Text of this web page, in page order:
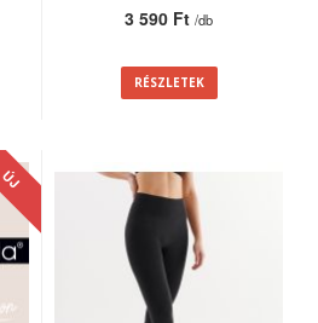
3 590 Ft/db
RÉSZLETEK
ÚJ